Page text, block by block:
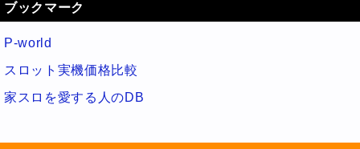
ブックマーク
P-world
スロット実機価格比較
家スロを愛する人のDB